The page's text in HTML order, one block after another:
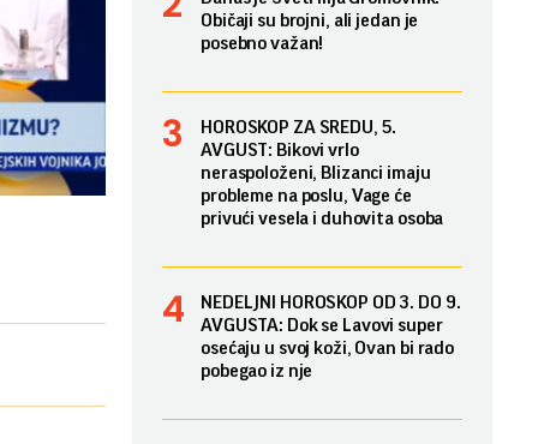
Običaji su brojni, ali jedan je
posebno važan!
HOROSKOP ZA SREDU, 5.
AVGUST: Bikovi vrlo
neraspoloženi, Blizanci imaju
probleme na poslu, Vage će
privući vesela i duhovita osoba
NEDELJNI HOROSKOP OD 3. DO 9.
AVGUSTA: Dok se Lavovi super
osećaju u svoj koži, Ovan bi rado
pobegao iz nje